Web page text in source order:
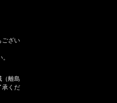
ござい
（離島
承くだ